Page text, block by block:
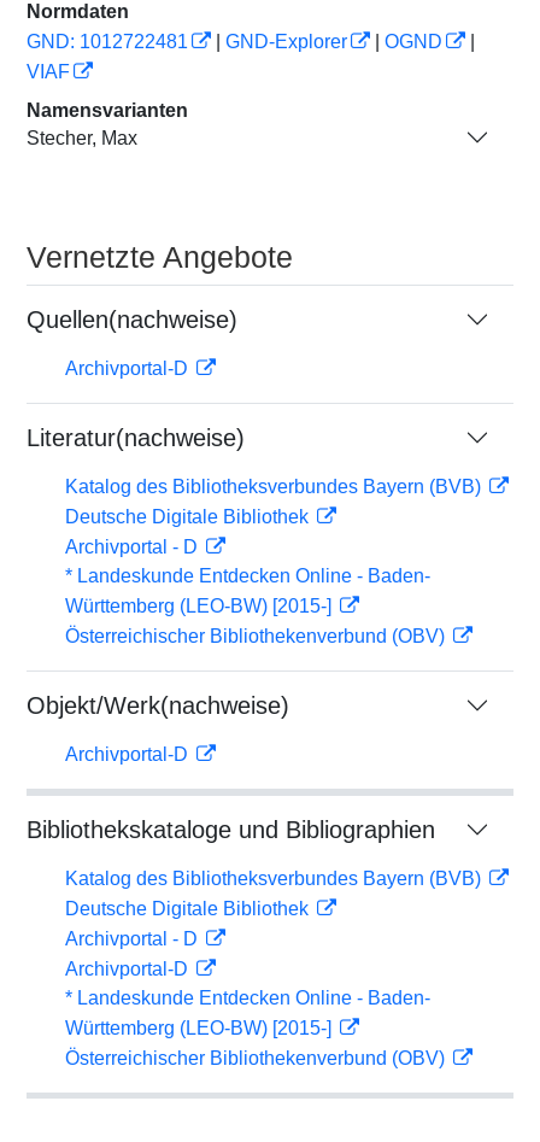
Normdaten
GND: 1012722481
GND-Explorer OGND
VIAF
Namensvarianten
Stecher, Max
Vernetzte Angebote
Quellen(nachweise)
Archivportal-D
Literatur(nachweise)
Katalog des Bibliotheksverbundes Bayern (BVB)
Deutsche Digitale Bibliothek
Archivportal - D
* Landeskunde Entdecken Online - Baden-
Württemberg (LEO-BW) [2015-]
Österreichischer Bibliothekenverbund (OBV)
Objekt/Werk(nachweise)
Archivportal-D
Bibliothekskataloge und Bibliographien
Katalog des Bibliotheksverbundes Bayern (BVB)
Deutsche Digitale Bibliothek
Archivportal - D
Archivportal-D
* Landeskunde Entdecken Online - Baden-
Württemberg (LEO-BW) [2015-]
Österreichischer Bibliothekenverbund (OBV)